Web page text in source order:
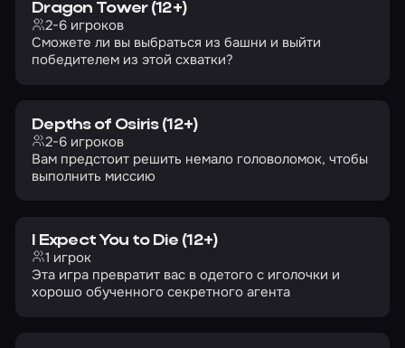
Dragon Tower (12+)
2-6 игроков
Сможете ли вы выбраться из башни и выйти
победителем из этой схватки?
Depths of Osiris (12+)
2-6 игроков
Вам предстоит решить немало головоломок, чтобы
выполнить миссию
I Expect You to Die (12+)
1 игрок
Эта игра превратит вас в одетого с иголочки и
хорошо обученного секретного агента